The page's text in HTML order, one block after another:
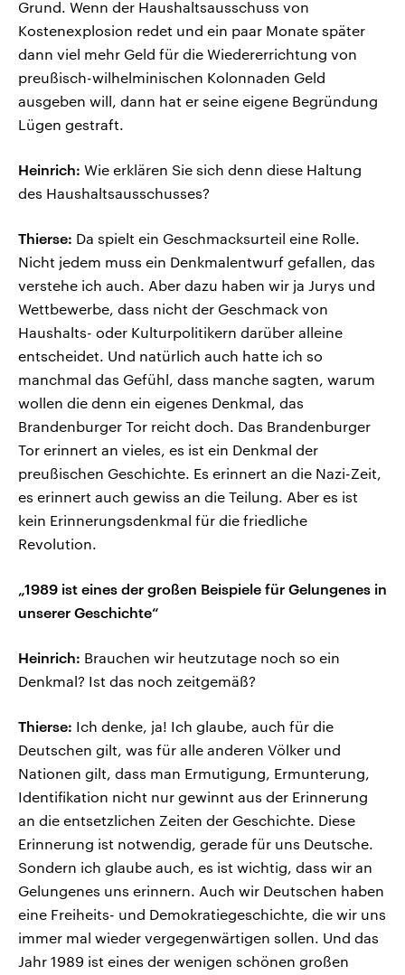
Grund. Wenn der Haushaltsausschuss von
Kostenexplosion redet und ein paar Monate später
dann viel mehr Geld für die Wiedererrichtung von
preußisch-wilhelminischen Kolonnaden Geld
ausgeben will, dann hat er seine eigene Begründung
Lügen gestraft.
Heinrich: Wie erklären Sie sich denn diese Haltung
des Haushaltsausschusses?
Thierse: Da spielt ein Geschmacksurteil eine Rolle.
Nicht jedem muss ein Denkmalentwurf gefallen, das
verstehe ich auch. Aber dazu haben wir ja Jurys und
Wettbewerbe, dass nicht der Geschmack von
Haushalts- oder Kulturpolitikern darüber alleine
entscheidet. Und natürlich auch hatte ich so
manchmal das Gefühl, dass manche sagten, warum
wollen die denn ein eigenes Denkmal, das
Brandenburger Tor reicht doch. Das Brandenburger
Tor erinnert an vieles, es ist ein Denkmal der
preußischen Geschichte. Es erinnert an die Nazi-Zeit,
es erinnert auch gewiss an die Teilung. Aber es ist
kein Erinnerungsdenkmal für die friedliche
Revolution.
„1989 ist eines der großen Beispiele für Gelungenes in
unserer Geschichte“
Heinrich: Brauchen wir heutzutage noch so ein
Denkmal? Ist das noch zeitgemäß?
Thierse: Ich denke, ja! Ich glaube, auch für die
Deutschen gilt, was für alle anderen Völker und
Nationen gilt, dass man Ermutigung, Ermunterung,
Identifikation nicht nur gewinnt aus der Erinnerung
an die entsetzlichen Zeiten der Geschichte. Diese
Erinnerung ist notwendig, gerade für uns Deutsche.
Sondern ich glaube auch, es ist wichtig, dass wir an
Gelungenes uns erinnern. Auch wir Deutschen haben
eine Freiheits- und Demokratiegeschichte, die wir uns
immer mal wieder vergegenwärtigen sollen. Und das
Jahr 1989 ist eines der wenigen schönen großen